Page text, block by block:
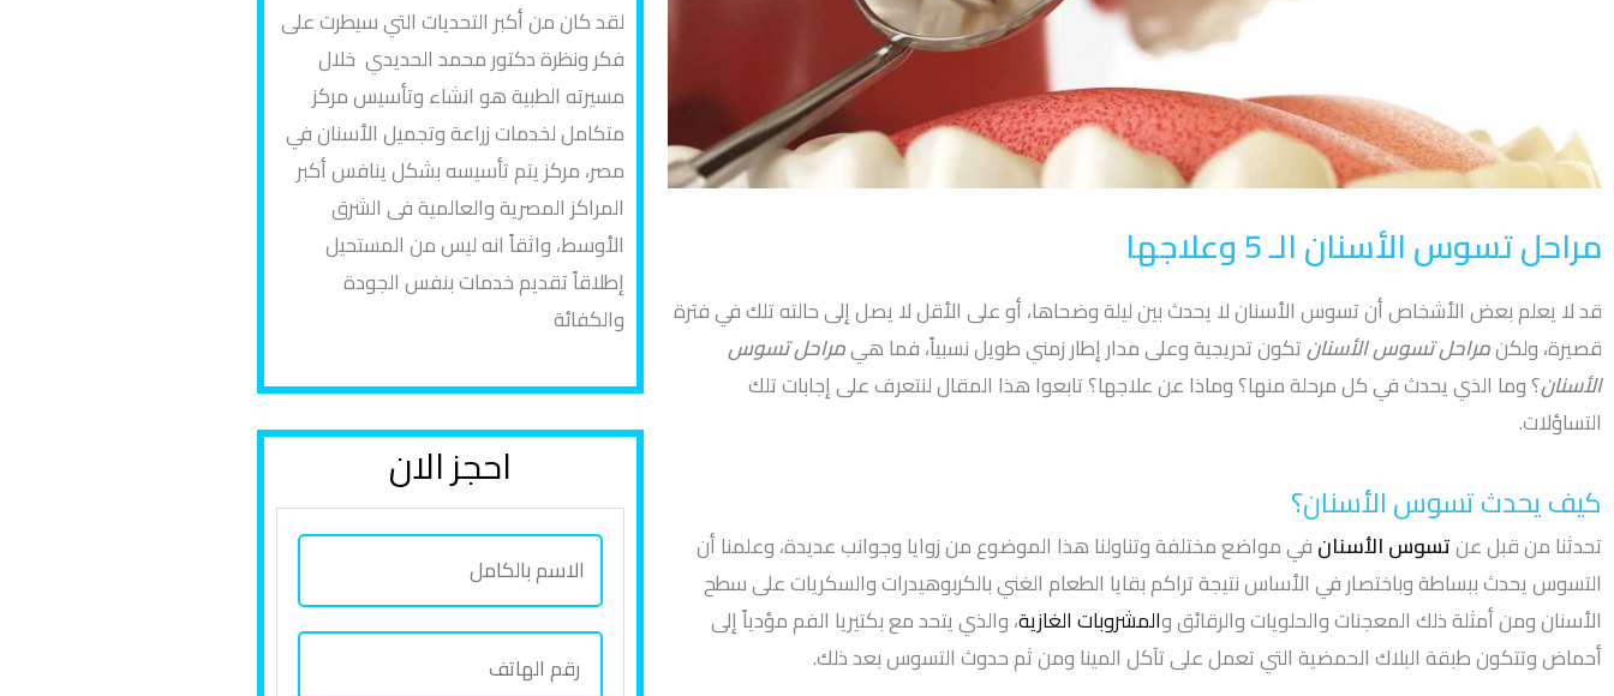
مراحل تسوس الأسنان الـ 5 وعلاجها
قد لا يعلم بعض الأشخاص أن تسوس الأسنان لا يحدث بين ليلة وضحاها، أو على الأقل لا يصل إلى حالته تلك في فترة
قصيرة، ولكنمراحل تسوس الأسنانتكون تدريجية وعلى مدار إطار زمني طويل نسبياً، فما هيمراحل تسوس
الأسنان؟ وما الذي يحدث في كل مرحلة منها؟ وماذا عن علاجها؟ تابعوا هذا المقال لنتعرف على إجابات تلك
التساؤلات.
كيف يحدث تسوس الأسنان؟
تحدثنا من قبل عنتسوس الأسنانفي مواضع مختلفة وتناولنا هذا الموضوع من زوايا وجوانب عديدة، وعلمنا أن
التسوس يحدث ببساطة وباختصار في الأساس نتيجة تراكم بقايا الطعام الغني بالكربوهيدرات والسكريات على سطح
الأسنان ومن أمثلة ذلك المعجنات والحلويات والرقائق والمشروبات الغازية، والذي يتحد مع بكتيريا الفم مؤدياً إلى
أحماض وتتكون طبقة البلاك الحمضية التي تعمل على تآكل المينا ومن ثم حدوث التسوس بعد ذلك.
لقد كان من أكبر التحديات التي سيطرت على
فكر ونظرة دكتور محمد الحديدي خلال
مسيرته الطبية هو انشاء وتأسيس مركز
متكامل لخدمات زراعة وتجميل الأسنان في
مصر، مركز يتم تأسيسه بشكل ينافس أكبر
المراكز المصرية والعالمية فى الشرق
الأوسط، واثقاً انه ليس من المستحيل
إطلاقاً تقديم خدمات بنفس الجودة
والكفائة
احجز الان
ا
ا
ر